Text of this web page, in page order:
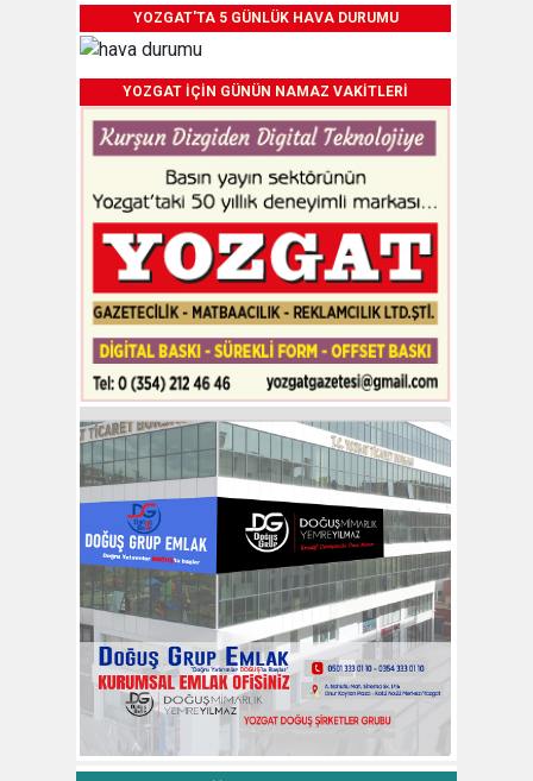
YOZGAT'TA 5 GÜNLÜK HAVA DURUMU
YOZGAT İÇİN GÜNÜN NAMAZ VAKİTLERİ